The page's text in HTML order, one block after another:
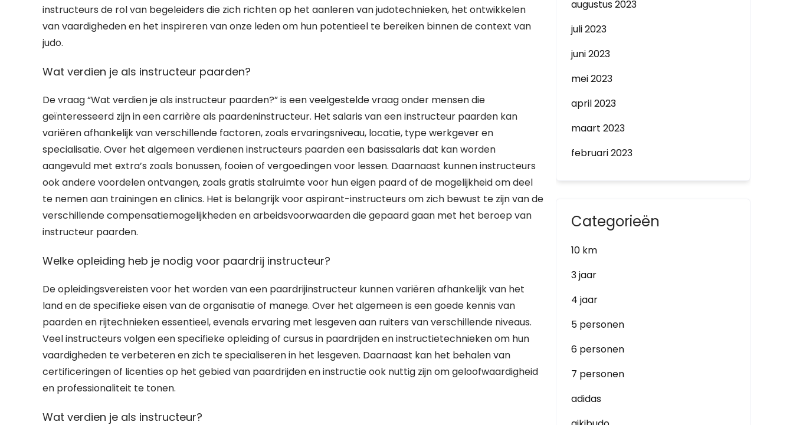
instructeurs de rol van begeleiders die zich richten op het aanleren van judotechnieken, het ontwikkelen
van vaardigheden en het inspireren van onze leden om hun potentieel te bereiken binnen de context van
judo.
Wat verdien je als instructeur paarden?
De vraag “Wat verdien je als instructeur paarden?” is een veelgestelde vraag onder mensen die
geïnteresseerd zijn in een carrière als paardeninstructeur. Het salaris van een instructeur paarden kan
variëren afhankelijk van verschillende factoren, zoals ervaringsniveau, locatie, type werkgever en
specialisatie. Over het algemeen verdienen instructeurs paarden een basissalaris dat kan worden
aangevuld met extra’s zoals bonussen, fooien of vergoedingen voor lessen. Daarnaast kunnen instructeurs
ook andere voordelen ontvangen, zoals gratis stalruimte voor hun eigen paard of de mogelijkheid om deel
te nemen aan trainingen en clinics. Het is belangrijk voor aspirant-instructeurs om zich bewust te zijn van de
verschillende compensatiemogelijkheden en arbeidsvoorwaarden die gepaard gaan met het beroep van
instructeur paarden.
Welke opleiding heb je nodig voor paardrij instructeur?
De opleidingsvereisten voor het worden van een paardrijinstructeur kunnen variëren afhankelijk van het
land en de specifieke eisen van de organisatie of manege. Over het algemeen is een goede kennis van
paarden en rijtechnieken essentieel, evenals ervaring met lesgeven aan ruiters van verschillende niveaus.
Veel instructeurs volgen een specifieke opleiding of cursus in paardrijden en instructietechnieken om hun
vaardigheden te verbeteren en zich te specialiseren in het lesgeven. Daarnaast kan het behalen van
certificeringen of licenties op het gebied van paardrijden en instructie ook nuttig zijn om geloofwaardigheid
en professionaliteit te tonen.
Wat verdien je als instructeur?
augustus 2023
juli 2023
juni 2023
mei 2023
april 2023
maart 2023
februari 2023
Categorieën
10 km
3 jaar
4 jaar
5 personen
6 personen
7 personen
adidas